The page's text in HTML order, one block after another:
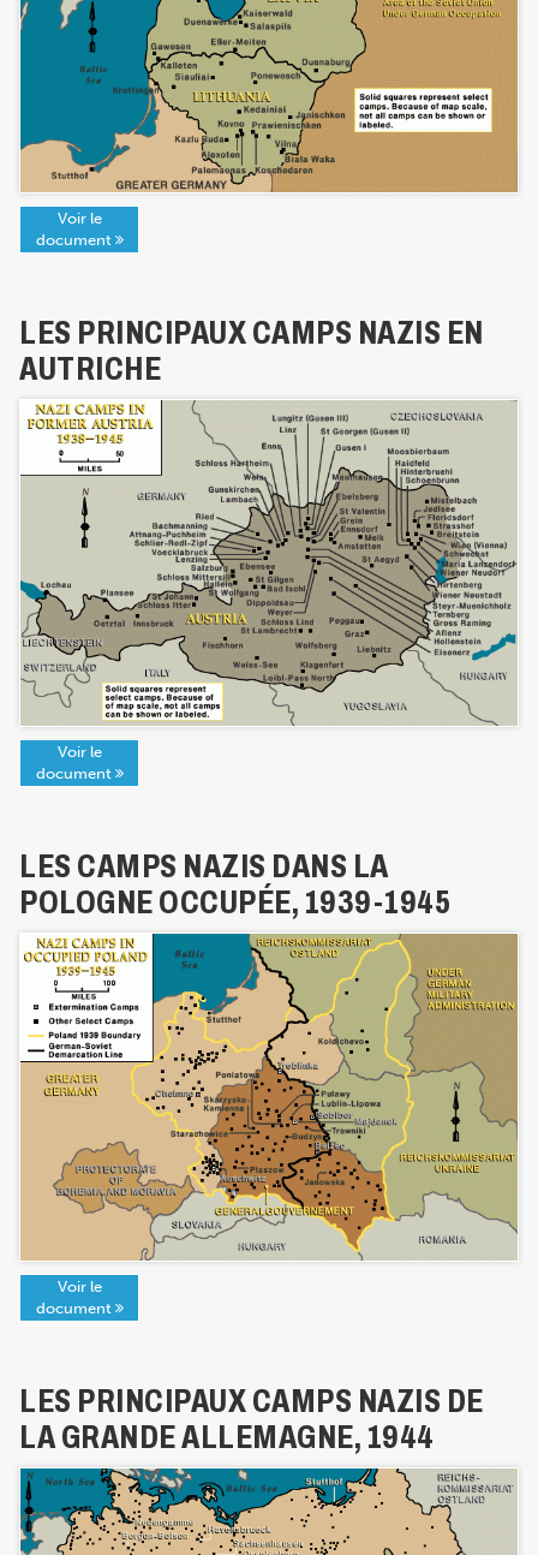
Voir le
document
LES PRINCIPAUX CAMPS NAZIS EN
AUTRICHE
Voir le
document
LES CAMPS NAZIS DANS LA
POLOGNE OCCUPÉE, 1939-1945
Voir le
document
LES PRINCIPAUX CAMPS NAZIS DE
LA GRANDE ALLEMAGNE, 1944